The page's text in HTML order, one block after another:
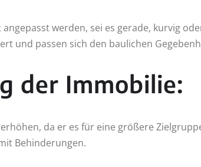
werden, sei es gerade, kurvig
und passen sich den baulichen
der Immobilie:
da er es für eine größere
Behinderungen.